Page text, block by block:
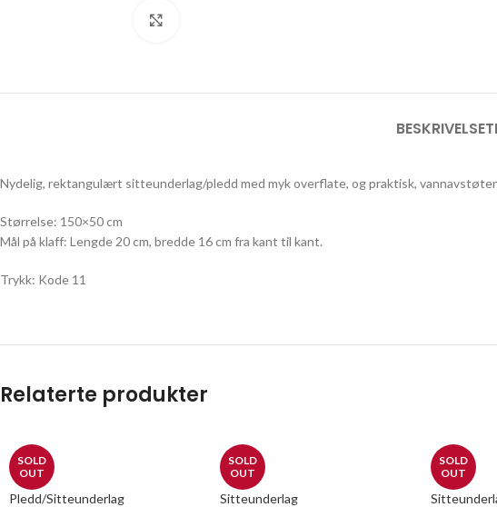
BESKRIVELSE
Nydelig, rektangulært sitteunderlag/pledd med myk overflate, og praktisk,
Størrelse: 150×50 cm
Mål på klaff: Lengde 20 cm, bredde 16 cm fra kant til kant.
Trykk: Kode 11
Relaterte produkter
SOLD
OUT
Pledd/Sitteunderlag
SOLD
OUT
Sitteunderlag
SOLD
OUT